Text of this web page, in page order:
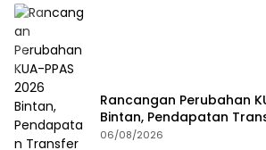
Rancangan Perubahan
Bintan, Pendapatan
Diproyeksi Naik Rp1,41
06/08/2026